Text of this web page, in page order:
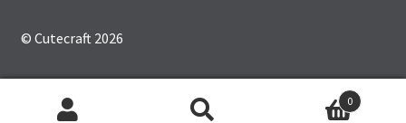
© Cutecraft 2026
0